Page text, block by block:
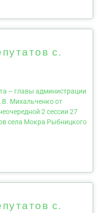
с.
– главы администрации
Михальченко от
2 сессии 27
села Мокра Рыбницкого
с.